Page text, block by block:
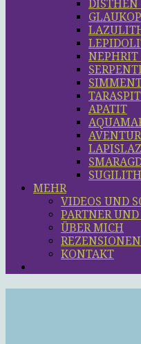
DISTHEN
NEPHRIT
TARASPIT
APATIT
SUGILITH
MEHR
VIDEOS UND
PARTNER
ÜBER MICH
REZENSIONEN
KONTAKT